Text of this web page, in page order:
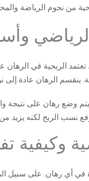
تعتمد الربحية في
وكيفية
أي رهان. على سبيل